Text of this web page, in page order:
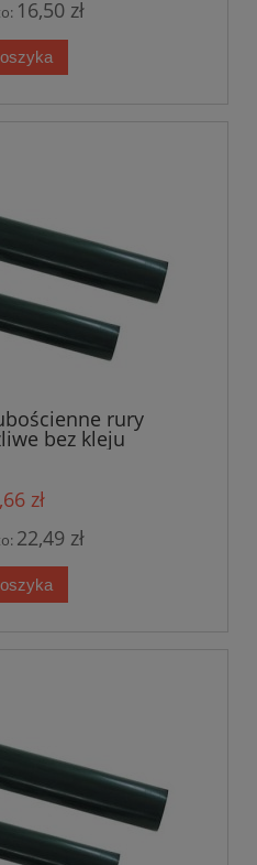
16,50 zł
rury
bez kleju
zł
22,49 zł